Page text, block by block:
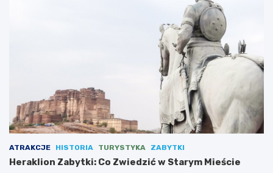
ATRAKCJE HISTORIA TURYSTYKA ZABYTKI
Heraklion Zabytki: Co Zwiedzić w Starym Mieście